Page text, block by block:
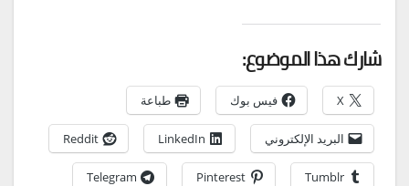
شارك هذا الموضوع:
X فيس بوك طباعة
البريد الإلكتروني LinkedIn
Reddit
Tumblr
Pinterest
Telegram